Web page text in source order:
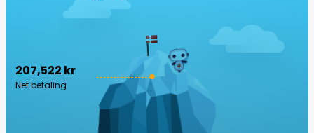
207,522 kr
Net betaling